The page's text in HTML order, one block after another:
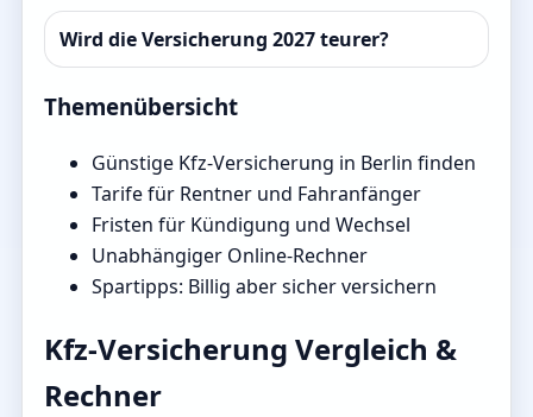
Wird die Versicherung 2027 teurer?
Themenübersicht
Günstige Kfz-Versicherung in Berlin finden
Tarife für Rentner und Fahranfänger
Fristen für Kündigung und Wechsel
Unabhängiger Online-Rechner
Spartipps: Billig aber sicher versichern
Kfz-Versicherung Vergleich &
Rechner